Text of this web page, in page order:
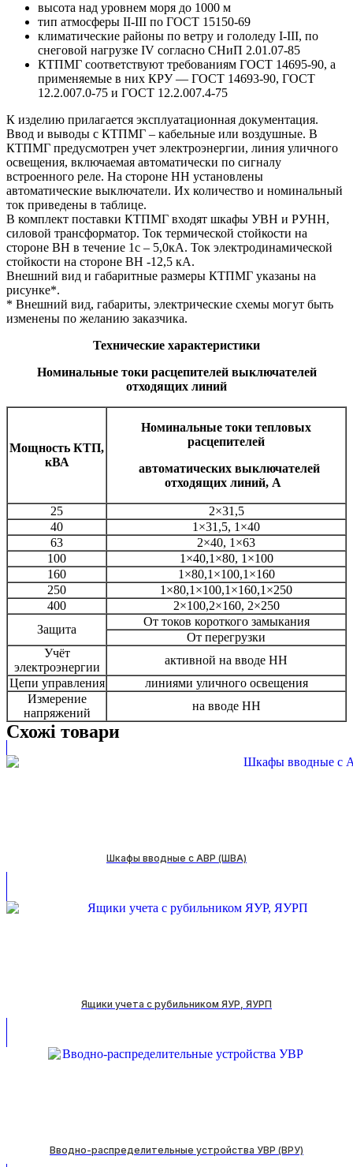
высота над уровнем моря до 1000 м
тип атмосферы II-III по ГОСТ 15150-69
климатические районы по ветру и гололеду I-III, по
снеговой нагрузке IV согласно СНиП 2.01.07-85
КТПМГ соответствуют требованиям ГОСТ 14695-90, а
применяемые в них КРУ — ГОСТ 14693-90, ГОСТ
12.2.007.0-75 и ГОСТ 12.2.007.4-75
К изделию прилагается эксплуатационная документация.
Ввод и выводы с КТПМГ – кабельные или воздушные. В
КТПМГ предусмотрен учет электроэнергии, линия уличного
освещения, включаемая автоматически по сигналу
встроенного реле. На стороне НН установлены
автоматические выключатели. Их количество и номинальный
ток приведены в таблице.
В комплект поставки КТПМГ входят шкафы УВН и РУНН,
силовой трансформатор. Ток термической стойкости на
стороне ВН в течение 1с – 5,0кА. Ток электродинамической
стойкости на стороне ВН -12,5 кА.
Внешний вид и габаритные размеры КТПМГ указаны на
рисунке*.
* Внешний вид, габариты, электрические схемы могут быть
изменены по желанию заказчика.
Технические характеристики
Номинальные токи расцепителей выключателей
отходящих линий
Мощность КТП,
кВА
Номинальные токи тепловых
расцепителей
автоматических выключателей
отходящих линий, А
25
2×31,5
40
1×31,5, 1×40
63
2×40, 1×63
100
1×40,1×80, 1×100
160
1×80,1×100,1×160
250
1×80,1×100,1×160,1×250
400
2×100,2×160, 2×250
Защита
От токов короткого замыкания
От перегрузки
Учёт
электроэнергии
активной на вводе НН
Цепи управления
линиями уличного освещения
Измерение
напряжений
на вводе НН
Схожі товари
Шкафы вводные с АВР (ШВА)
Ящики учeта с рубильником ЯУР, ЯУРП
Вводно-распределительные устройства УВР (ВРУ)